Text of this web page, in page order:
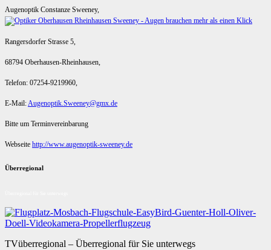
Augenoptik Constanze Sweeney,
Rangersdorfer Strasse 5,
68794 Oberhausen-Rheinhausen,
Telefon: 07254-9219960,
E-Mail:Augenoptik.Sweeney@gmx.de
Bitte um Terminvereinbarung
Webseite http://www.augenoptik-sweeney.de
Überregional
TVüberregional – Überregional für Sie unterwegs